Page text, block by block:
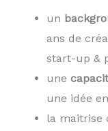
un
ans de
start-up &
une
une idée
la maitrise